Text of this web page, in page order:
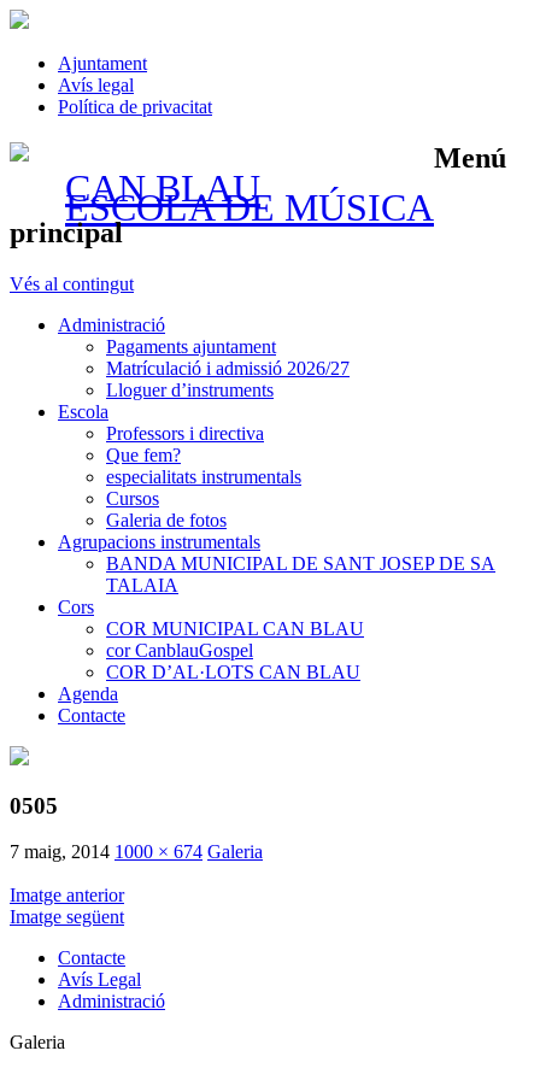
Ajuntament
Avís legal
Política de privacitat
CAN BLAU
ESCOLA DE MÚSICA
Menú
principal
Vés al contingut
Administració
Pagaments ajuntament
Matrículació i admissió 2026/27
Lloguer d’instruments
Escola
Professors i directiva
Que fem?
especialitats instrumentals
Cursos
Galeria de fotos
Agrupacions instrumentals
BANDA MUNICIPAL DE SANT JOSEP DE SA
TALAIA
Cors
COR MUNICIPAL CAN BLAU
cor CanblauGospel
COR D’AL·LOTS CAN BLAU
Agenda
Contacte
0505
7 maig, 2014 1000 × 674 Galeria
Imatge anterior
Imatge següent
Contacte
Avís Legal
Administració
Galeria